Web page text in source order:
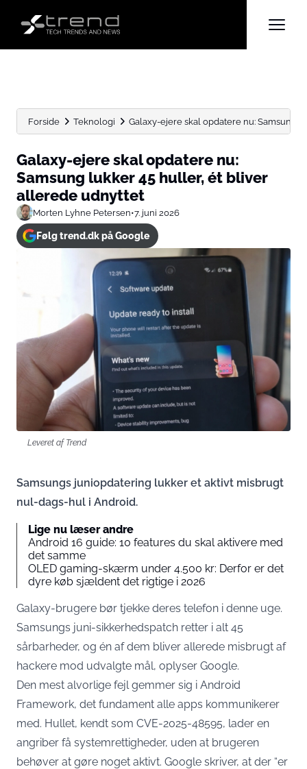
Forside Teknologi Galaxy-ejere skal opdatere nu: Samsung
Galaxy-ejere skal opdatere nu:
Samsung lukker 45 huller, ét bliver
allerede udnyttet
Morten Lyhne Petersen•7. juni 2026
Følg trend.dk på Google
Leveret af Trend
Samsungs juniopdatering lukker et aktivt misbrugt
nul-dags-hul i Android.
Lige nu læser andre
Android 16 guide: 10 features du skal aktivere med
det samme
OLED gaming-skærm under 4.500 kr: Derfor er det
dyre køb sjældent det rigtige i 2026
Galaxy-brugere bør tjekke deres telefon i denne uge.
Samsungs juni-sikkerhedspatch retter i alt 45
sårbarheder, og én af dem bliver allerede misbrugt af
hackere mod udvalgte mål, oplyser Google.
Den mest alvorlige fejl gemmer sig i Android
Framework, det fundament alle apps kommunikerer
med. Hullet, kendt som CVE-2025-48595, lader en
angriber få systemrettigheder, uden at brugeren
behøver at gøre noget aktivt. Google skriver, at der “er